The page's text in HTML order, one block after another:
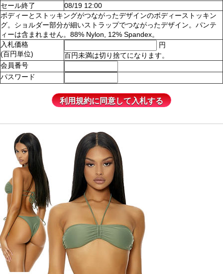
セール終了
08/19 12:00
ボディーとストッキングがつながったデザインのボディーストッキン
グ。ショルダー部分が細いストラップでつながったデザイン。パンテ
ィーは含まれません。88% Nylon, 12% Spandex。
入札価格
(百円単位)
円
百円未満は切り捨てになります。
会員番号
パスワード